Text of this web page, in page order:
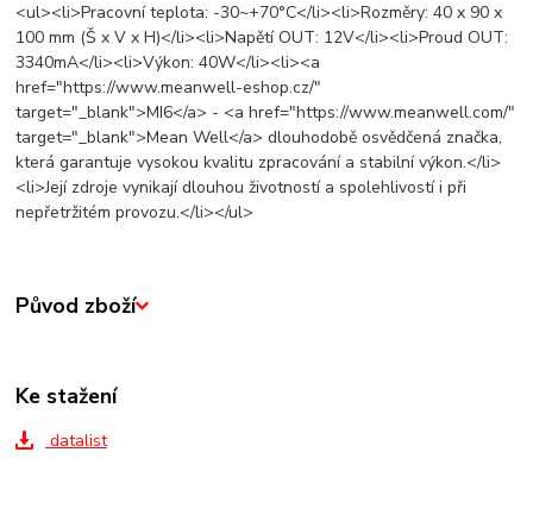
<ul><li>Pracovní teplota: -30~+70°C</li><li>Rozměry: 40 x 90 x
100 mm (Š x V x H)</li><li>Napětí OUT: 12V</li><li>Proud OUT:
3340mA</li><li>Výkon: 40W</li><li><a
href="https://www.meanwell-eshop.cz/"
target="_blank">MI6</a> - <a href="https://www.meanwell.com/"
target="_blank">Mean Well</a> dlouhodobě osvědčená značka,
která garantuje vysokou kvalitu zpracování a stabilní výkon.</li>
<li>Její zdroje vynikají dlouhou životností a spolehlivostí i při
nepřetržitém provozu.</li></ul>
Původ zboží
Ke stažení
datalist